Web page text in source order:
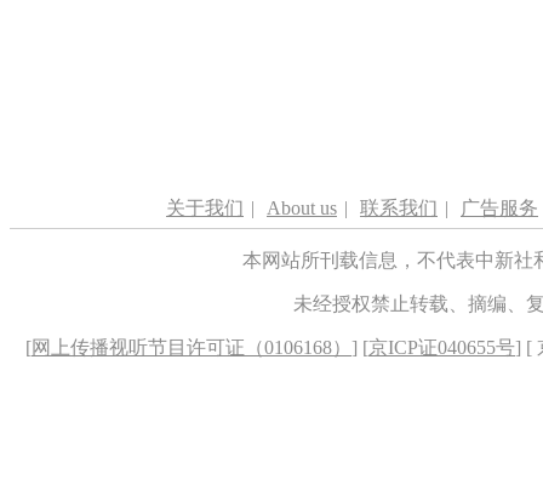
关于我们 | About us | 联系我们 | 广告服务
本网站所刊载信息，不代表中新
未经授权禁止转载、摘编、
[网上传播视听节目许可证（0106168） ] [京ICP证040655号] [